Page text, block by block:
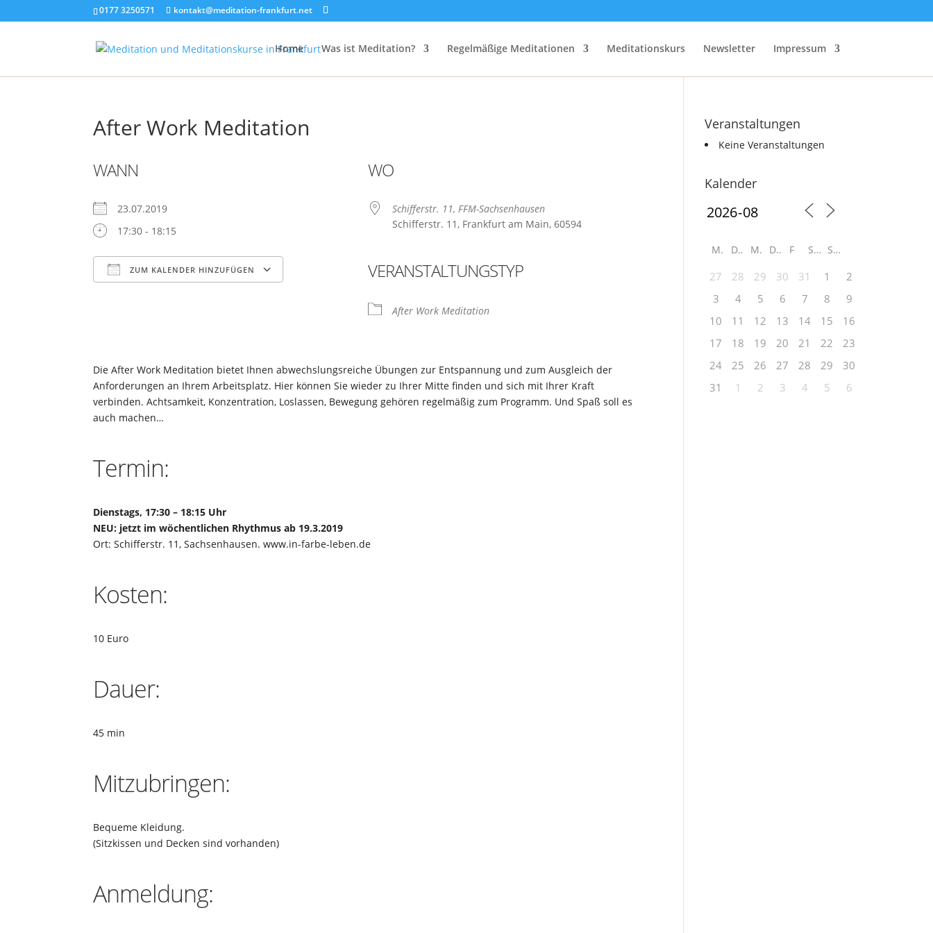
0177 3250571 kontakt@meditation-frankfurt.net
Home Was ist Meditation? Regelmäßige Meditationen Meditationskurs Newsletter Impressum
After Work Meditation
WANN
23.07.2019
17:30 - 18:15
ZUM KALENDER HINZUFÜGEN
WO
Schifferstr. 11, FFM-Sachsenhausen
Schifferstr. 11, Frankfurt am Main, 60594
VERANSTALTUNGSTYP
After Work Meditation
Die After Work Meditation bietet Ihnen abwechslungsreiche Übungen zur Entspannung und zum Ausgleich der
Anforderungen an Ihrem Arbeitsplatz. Hier können Sie wieder zu Ihrer Mitte finden und sich mit Ihrer Kraft
verbinden. Achtsamkeit, Konzentration, Loslassen, Bewegung gehören regelmäßig zum Programm. Und Spaß soll es
auch machen…
Termin:
Dienstags, 17:30 – 18:15 Uhr
NEU: jetzt im wöchentlichen Rhythmus ab 19.3.2019
Ort: Schifferstr. 11, Sachsenhausen. www.in-farbe-leben.de
Kosten:
10 Euro
Dauer:
45 min
Mitzubringen:
Bequeme Kleidung.
(Sitzkissen und Decken sind vorhanden)
Anmeldung:
Veranstaltungen
Keine Veranstaltungen
Kalender
M D M D F S S
27 28 29 30 31 1
2
3
4 5 6 7 8
9
10
11 12 13 14 15
16
17
18 19 20 21 22
23
24
25 26 27 28 29
30
31
1 2 3 4 5 6